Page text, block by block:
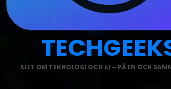
ALLT OM TEKNOLOGI OCH AI – PÅ EN OCH